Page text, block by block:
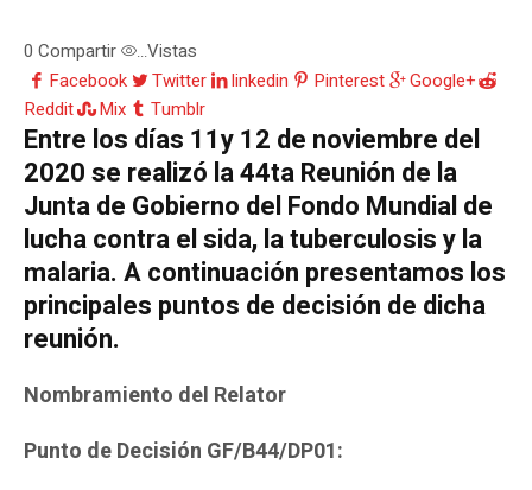
0 Compartir ...Vistas
Facebook
Twitter linkedin Pinterest
Google+
Reddit
Mix Tumblr
Entre los días 11y 12 de noviembre del
2020 se realizó la 44ta Reunión de la
Junta de Gobierno del Fondo Mundial de
lucha contra el sida, la tuberculosis y la
malaria. A continuación presentamos los
principales puntos de decisión de dicha
reunión.
Nombramiento del Relator
Punto de Decisión GF/B44/DP01: